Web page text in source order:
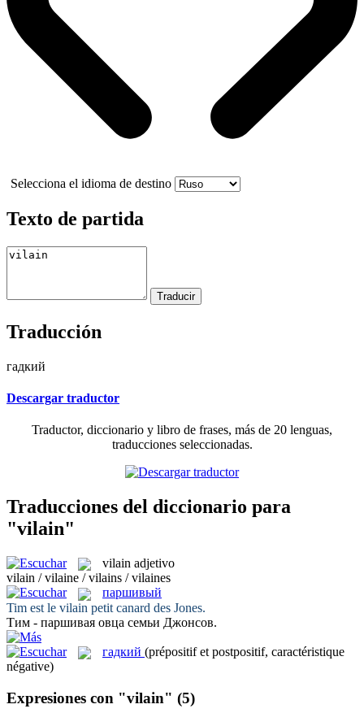
Selecciona el idioma de destino
Texto de partida
Traducción
гадкий
Descargar traductor
Traductor, diccionario y libro de frases, más de 20 lenguas,
traducciones seleccionadas.
Traducciones del diccionario para
"vilain"
vilain adjetivo
vilain / vilaine / vilains / vilaines
паршивый
Tim est le vilain petit canard des Jones.
Тим - паршивая овца семьи Джонсов.
гадкий (prépositif et postpositif, caractéristique
négative)
Expresiones con "vilain" (5)